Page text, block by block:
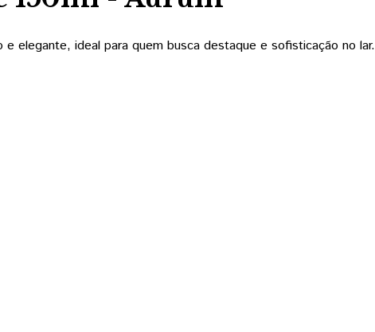
elegante, ideal para quem busca destaque e sofisticação no lar.